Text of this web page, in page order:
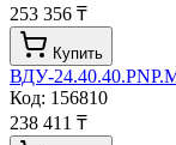
253 356 ₸
Купить
ВДУ-
Код: 156810
238 411 ₸